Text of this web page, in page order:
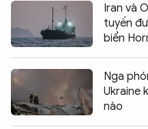
Iran và
tuyến
biển
Nga
Ukraine
nào